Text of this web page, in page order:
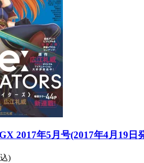
2017年5月号(2017年4月19日
)